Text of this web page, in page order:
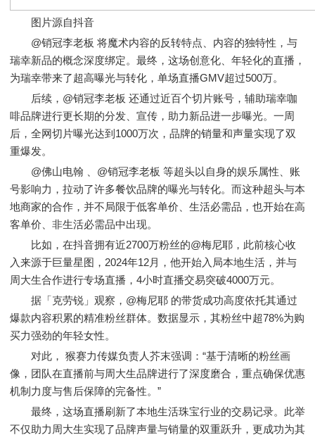
图片源自抖音
@销冠李老板 将魔术内容的反转特点、内容的独特性，与
瑞幸新品的概念深度绑定。最终，这场创意化、年轻化的直播，
为瑞幸带来了超高曝光与转化，单场直播GMV超过500万。
后续，@销冠李老板 还通过近百个切片账号，辅助瑞幸咖
啡品牌进行更长期的分发、宣传，助力新品进一步曝光。一周
后，全网切片曝光达到1000万次，品牌的销量和声量实现了双
重爆发。
@佛山电翰 、@销冠李老板 等超头以自身的娱乐属性、账
号影响力，拉动了许多餐饮品牌的曝光与转化。而这种超头与本
地商家的合作，并不局限于低客单价、生活必需品，也开始在高
客单价、非生活必需品中出现。
比如，在抖音拥有近2700万粉丝的@梅尼耶，此前核心收
入来源于巨量星图，2024年12月，他开始入局本地生活，并与
周大生合作进行专场直播，4小时直播交易突破4000万元。
据「克劳锐」观察，@梅尼耶 的带货成功高度依托其通过
爆款内容积累的精准粉丝群体。数据显示，其粉丝中超78%为购
买力强劲的年轻女性。
对此， 猴赛力传媒负责人芥末强调：“基于清晰的粉丝画
像，团队在直播前与周大生品牌进行了深度磨合，重点确保优惠
机制力度与售后保障的完备性。”
最终，这场直播刷新了本地生活珠宝行业的交易记录。此举
不仅助力周大生实现了品牌声量与销量的双重跃升，更成功为其